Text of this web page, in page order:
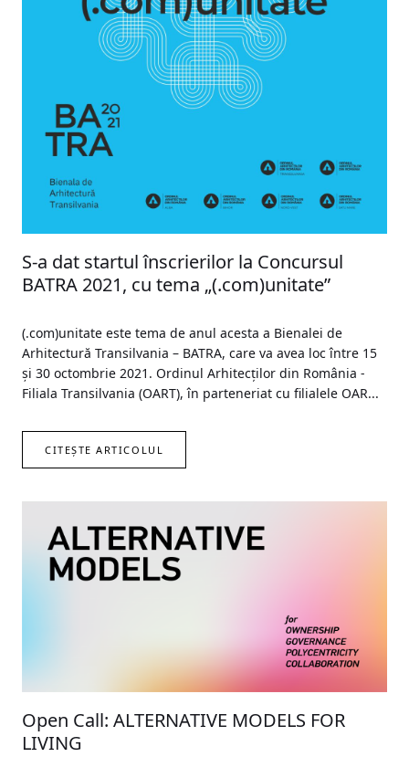
S-a dat startul înscrierilor la Concursul
BATRA 2021, cu tema „(.com)unitate”
(.com)unitate este tema de anul acesta a Bienalei de
Arhitectură Transilvania – BATRA, care va avea loc între 15
și 30 octombrie 2021. Ordinul Arhitecților din România -
Filiala Transilvania (OART), în parteneriat cu filialele OAR...
CITEȘTE ARTICOLUL
Open Call: ALTERNATIVE MODELS FOR
LIVING